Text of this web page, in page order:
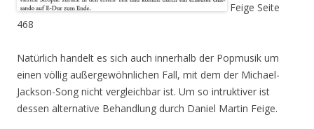
Feige Seite
468
Natürlich handelt es sich auch innerhalb der Popmusik um
einen völlig außergewöhnlichen Fall, mit dem der Michael-
Jackson-Song nicht vergleichbar ist. Um so intruktiver ist
dessen alternative Behandlung durch Daniel Martin Feige.